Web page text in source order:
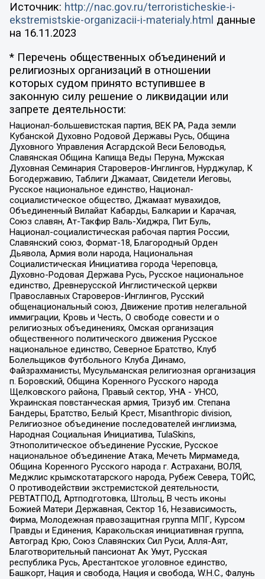
Источник: http://nac.gov.ru/terroristicheskie-i-
ekstremistskie-organizacii-i-materialy.html данные
на 16.11.2023
* Перечень общественных объединений и
религиозных организаций в отношении
которых судом принято вступившее в
законную силу решение о ликвидации или
запрете деятельности:
Национал-большевистская партия, ВЕК РА, Рада земли
Кубанской Духовно Родовой Державы Русь, Община
Духовного Управления Асгардской Веси Беловодья,
Славянская Община Капища Веды Перуна, Мужская
Духовная Семинария Староверов-Инглингов, Нурджулар, К
Богодержавию, Таблиги Джамаат, Свидетели Иеговы,
Русское национальное единство, Национал-
социалистическое общество, Джамаат мувахидов,
Объединенный Вилайат Кабарды, Балкарии и Карачая,
Союз славян, Ат-Такфир Валь-Хиджра, Пит Буль,
Национал-социалистическая рабочая партия России,
Славянский союз, Формат-18, Благородный Орден
Дьявола, Армия воли народа, Национальная
Социалистическая Инициатива города Череповца,
Духовно-Родовая Держава Русь, Русское национальное
единство, Древнерусской Инглистической церкви
Православных Староверов-Инглингов, Русский
общенациональный союз, Движение против нелегальной
иммиграции, Кровь и Честь, О свободе совести и о
религиозных объединениях, Омская организация
общественного политического движения Русское
национальное единство, Северное Братство, Клуб
Болельщиков Футбольного Клуба Динамо,
Файзрахманисты, Мусульманская религиозная организация
п. Боровский, Община Коренного Русского народа
Щелковского района, Правый сектор, УНА - УНСО,
Украинская повстанческая армия, Тризуб им. Степана
Бандеры, Братство, Белый Крест, Misanthropic division,
Религиозное объединение последователей инглиизма,
Народная Социальная Инициатива, TulaSkins,
Этнополитическое объединение Русские, Русское
национальное объединение Атака, Мечеть Мирмамеда,
Община Коренного Русского народа г. Астрахани, ВОЛЯ,
Меджлис крымскотатарского народа, Рубеж Севера, ТОЙС,
О противодействии экстремистской деятельности,
РЕВТАТПОД, Артподготовка, Штольц, В честь иконы
Божией Матери Державная, Сектор 16, Независимость,
Фирма, Молодежная правозащитная группа МПГ, Курсом
Правды и Единения, Каракольская инициативная группа,
Автоград Крю, Союз Славянских Сил Руси, Алля-Аят,
Благотворительный пансионат Ак Умут, Русская
республика Русь, Арестантское уголовное единство,
Башкорт, Нация и свобода, Нация и свобода, W.H.С., Фалунь